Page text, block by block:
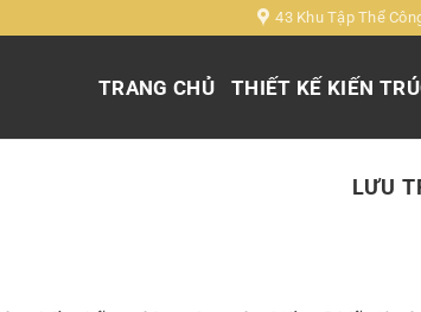
43 Khu Tập Thể
TRANG CHỦ THIẾT KẾ KIẾN
LƯU